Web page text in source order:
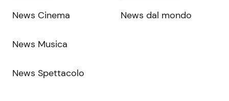
News Cinema
News Musica
News Spettacolo
News dal mondo